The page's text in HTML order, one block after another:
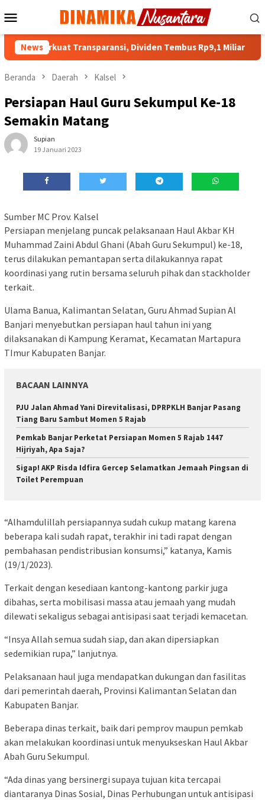
ke
Mobile
News
Perkuat Transparansi, Dividen Tembus Rp9,1 Miliar
Beranda Daerah Kalsel
Persiapan Haul Guru Sekumpul Ke-18
Semakin Matang
Supian
19 Januari 2023
Sumber MC Prov. Kalsel
Persiapan menjelang puncak pelaksanaan Haul Akbar KH
Muhammad Zaini Abdul Ghani (Abah Guru Sekumpul) ke-18,
terus dilakukan pemantapan serta dilakukannya rapat
koordinasi yang rutin bersama seluruh pihak dan stackholder
terkait.
Ulama Banua, Kalimantan Selatan, Guru Ahmad Supian Al
Banjari menyebutkan persiapan haul tahun ini yang
dilaksanakan di Kampung Keramat, Kecamatan Martapura
TImur Kabupaten Banjar.
BACAAN LAINNYA
PJU Jalan Ahmad Yani Direvitalisasi, DPRPKLH Banjar Pasang
Tiang Baru Sambut Momen 5 Rajab
Pemkab Banjar Perketat Persiapan Momen 5 Rajab 1447
Hijriyah, Apa Saja?
Sigap! AKP Risda Idfira Gercep Selamatkan Jemaah Pingsan di
Toilet Perempuan
“Alhamdulillah persiapannya sudah cukup matang karena
beberapa kali sudah rapat, terakhir ini tadi rapat dengan
pembahasan pendistribusian konsumsi,” katanya, Kamis
(19/1/2023).
Terkait dengan kesediaan kantong-kantong parkir juga
dibahas, serta mobilisasi massa atau jemaah yang mudah
dilewati sekaligus sebagai antisipasi saat terjadi kemacetan.
“Insya Allah semua sudah siap, dan akan dipersiapkan
sedemikian rupa,” lanjutnya.
Pelaksanaan haul juga mendapatkan dukungan dan fasilitas
dari pemerintah daerah, Provinsi Kalimantan Selatan dan
Kabupaten Banjar.
Beberapa dinas terkait, baik dari pemprov maupun pemkab
akan melakukan koordinasi untuk menyukseskan Haul Akbar
Abah Guru Sekumpul.
“Ada dinas yang bersinergi supaya tujuan kita tercapai
diantaranya Dinas Sosial, Dinas Perhubungan untuk antisipasi